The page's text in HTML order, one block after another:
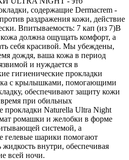
содержащие Dermacrem -
раздражения кожи, действие
Впитываемость: 7 кап (из 7)В
должна ощущать комфорт, а
себя красивой. Мы убеждены,
дождя, ваша кожа в период
и нуждается в
гигиенические прокладки
с крылышками, помогающими
обеспечивают защиту кожи
при обильных
прокладки Naturella Ultra Night
ромашки и желобки в форме
системой, а
гелевые шарики помогают
жидкость внутри, обеспечивая
всей ночи.